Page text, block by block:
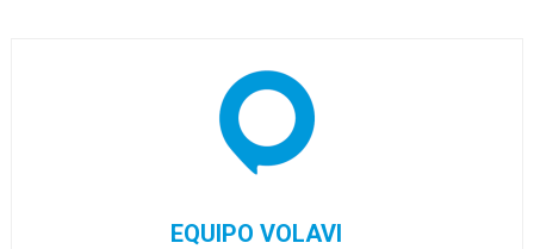
EQUIPO VOLAVI